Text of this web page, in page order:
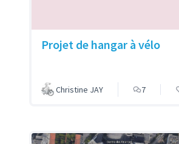
Projet de hangar à vélo
Christine JAY 7